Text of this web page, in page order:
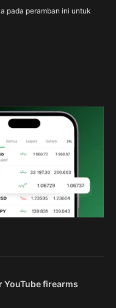
pada peramban ini untuk
YouTube firearms